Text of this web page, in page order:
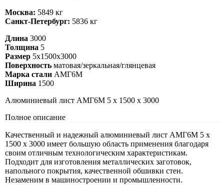
Москва: 5849 кг
Санкт-Петербург: 5836 кг
Длина 3000
Толщина 5
Размер 5х1500х3000
Поверхность матовая/зеркальная/глянцевая
Марка стали АМГ6М
Ширина 1500
Алюминиевый лист АМГ6М 5 х 1500 х 3000
Полное описание
Качественный и надежный алюминиевый лист АМГ6М 5 х
1500 х 3000 имеет большую область применения благодаря
своим отличным технологическим характеристикам.
Подходит для изготовления металлических заготовок,
напольного покрытия, качественной обшивки стен.
Незаменим в машиностроении и промышленности.